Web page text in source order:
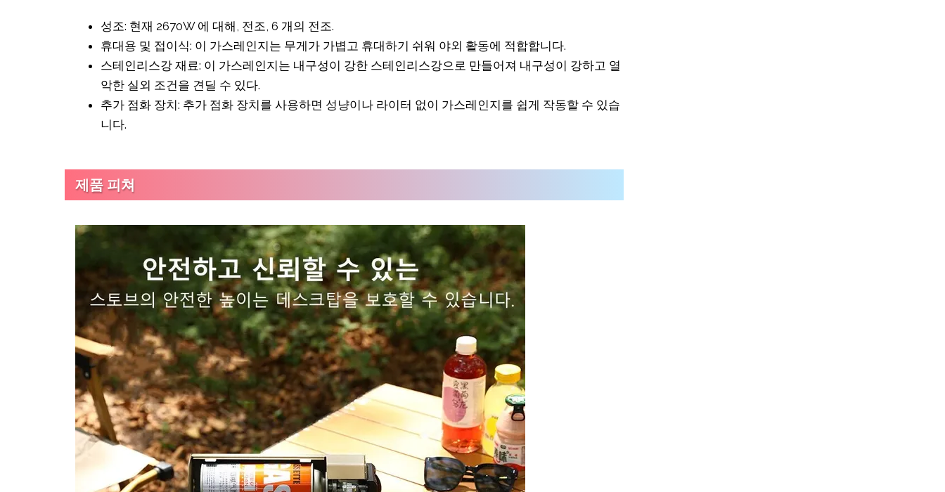
성조: 현재 2670W 에 대해, 전조, 6 개의 전조.
휴대용 및 접이식: 이 가스레인지는 무게가 가볍고 휴대하기 쉬워 야외 활동에 적합합니다.
스테인리스강 재료: 이 가스레인지는 내구성이 강한 스테인리스강으로 만들어져 내구성이 강하고 열
악한 실외 조건을 견딜 수 있다.
추가 점화 장치: 추가 점화 장치를 사용하면 성냥이나 라이터 없이 가스레인지를 쉽게 작동할 수 있습
니다.
제품 피쳐